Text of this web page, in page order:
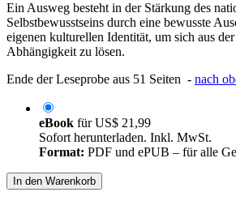
Ein Ausweg besteht in der Stärkung des
Selbstbewusstseins durch eine bewusste
eigenen kulturellen Identität, um sich aus
Abhängigkeit zu lösen.
Ende der Leseprobe aus 51 Seiten - nach
eBook fürUS$ 21,99
Sofort herunterladen. Inkl. MwSt.
Format: PDF und ePUB – für alle
In den Warenkorb